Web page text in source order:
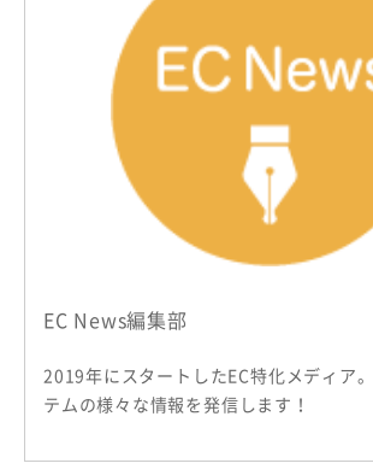
EC News編集部
2019年にスタートしたEC特化メディア
テムの様々な情報を発信します！